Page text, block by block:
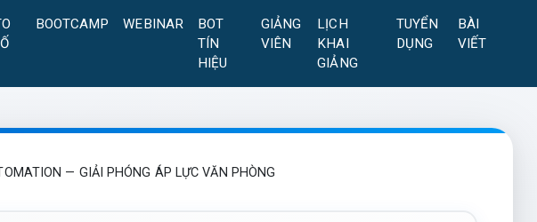
BOOTCAMP WEBINAR
BOT
TÍN
HIỆU
GIẢNG
VIÊN
LỊCH
KHAI
GIẢNG
TUYỂN
DỤNG
BÀI
VIẾT
— GIẢI PHÓNG ÁP LỰC VĂN PHÒNG